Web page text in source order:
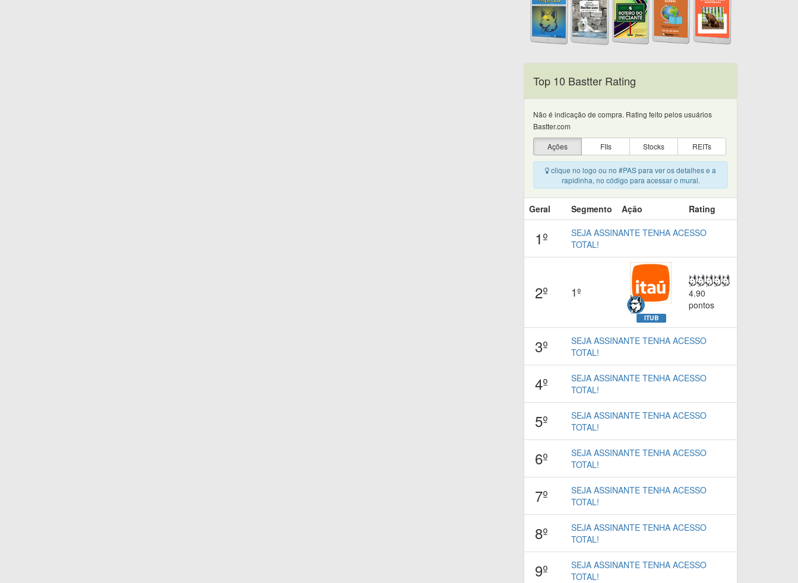
Top 10 Bastter Rating
Não é indicação de compra. Rating feito pelos usuários
Bastter.com
Ações
FIIs Stocks REITs
clique no logo ou no #PAS para ver os detalhes e a
rapidinha, no código para acessar o mural.
Geral Segmento Ação Rating
1º
SEJA ASSINANTE TENHA ACESSO
TOTAL!
2º 1º
ITUB
4.90
pontos
3º
SEJA ASSINANTE TENHA ACESSO
TOTAL!
4º
SEJA ASSINANTE TENHA ACESSO
TOTAL!
5º
SEJA ASSINANTE TENHA ACESSO
TOTAL!
6º
SEJA ASSINANTE TENHA ACESSO
TOTAL!
7º
SEJA ASSINANTE TENHA ACESSO
TOTAL!
8º
SEJA ASSINANTE TENHA ACESSO
TOTAL!
9º
SEJA ASSINANTE TENHA ACESSO
TOTAL!